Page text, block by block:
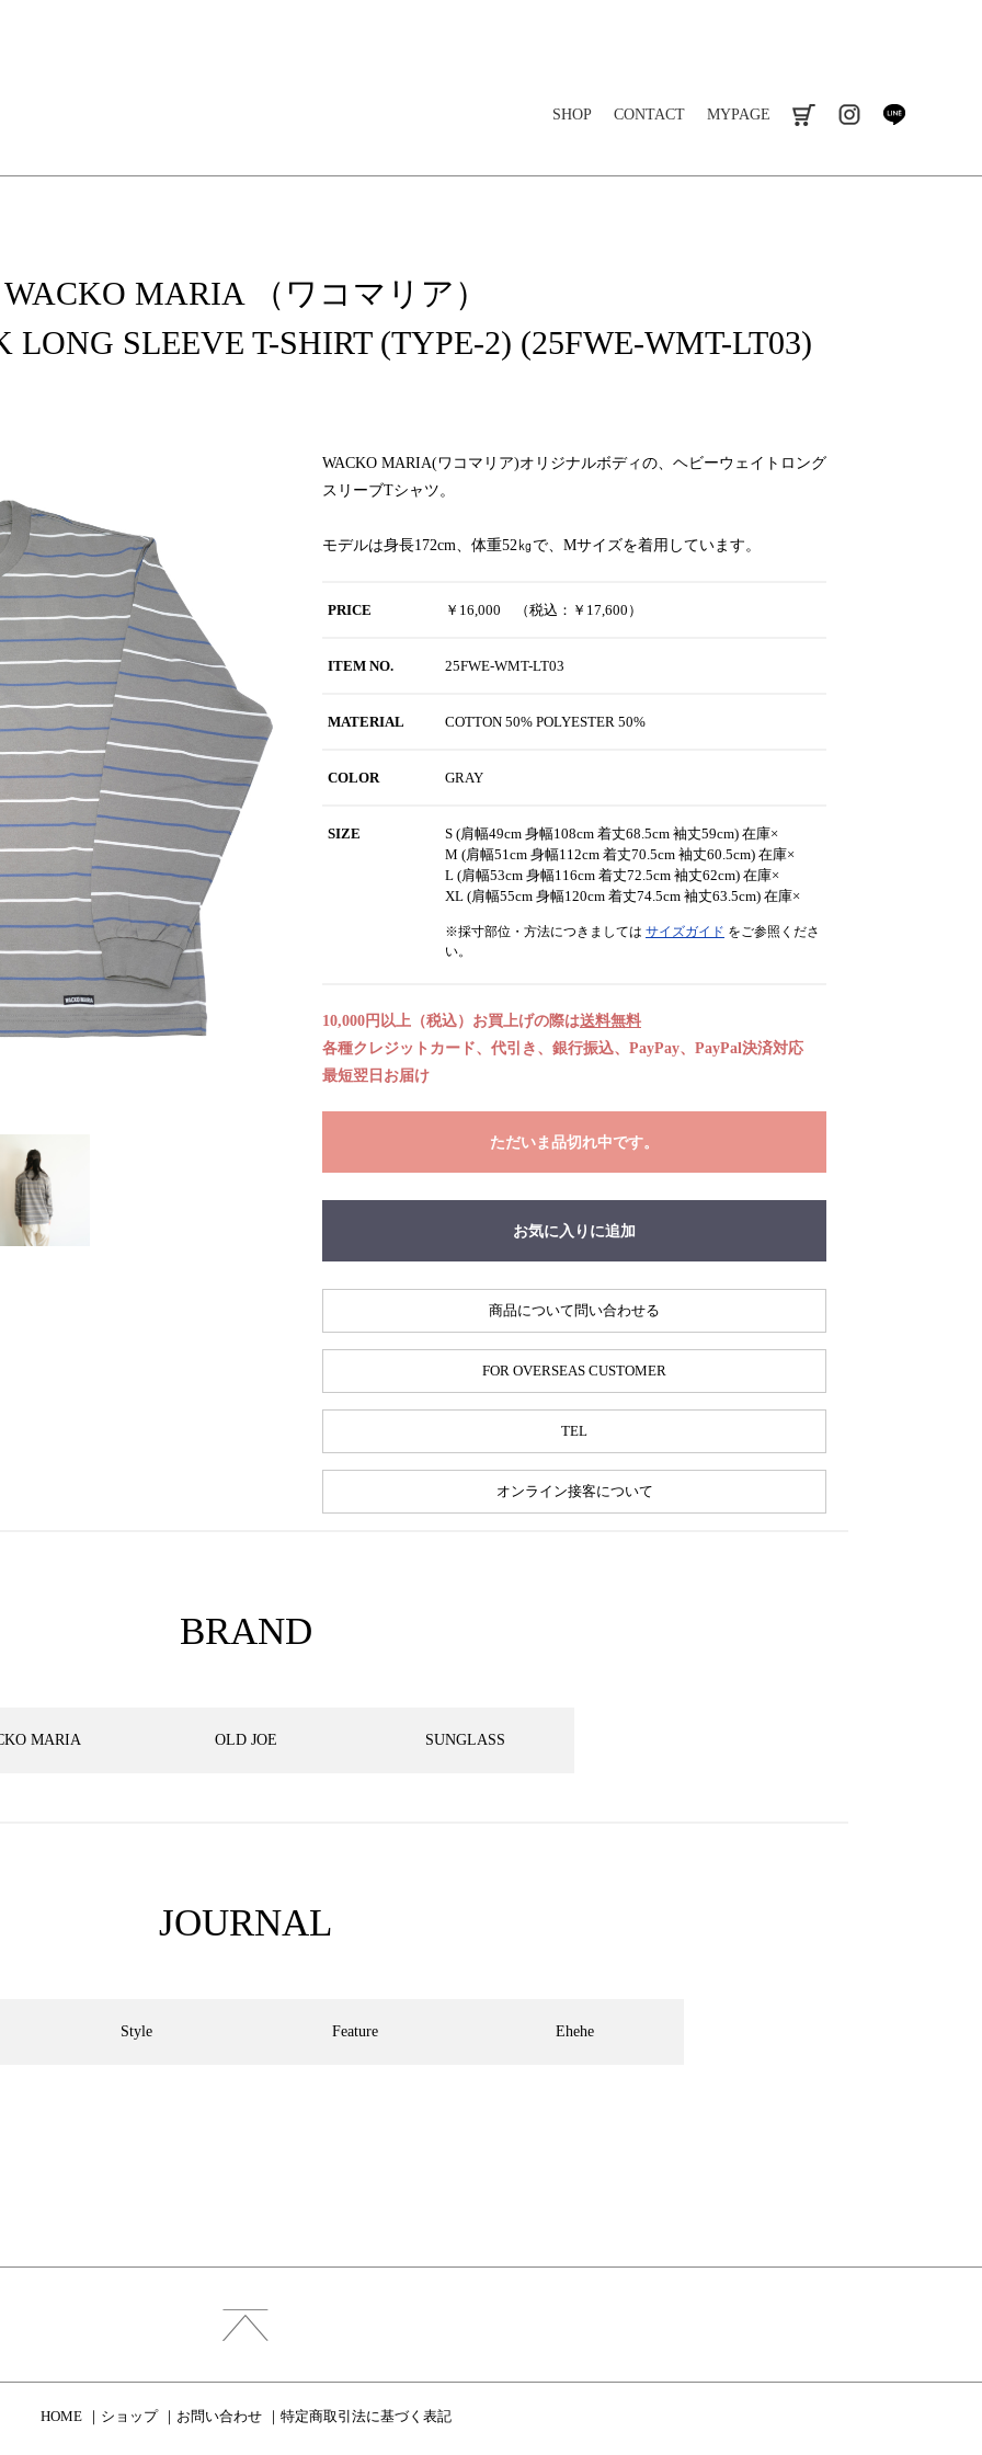
SHOP CONTACT MYPAGE instagram
WACKO MARIA （ワコマリア）
LONG SLEEVE T-SHIRT (TYPE-2) (25FWE-WMT-LT03)
WACKO MARIA(ワコマリア)オリジナルボディの、ヘビーウェイトロング
スリーブTシャツ。
モデルは身長172cm、体重52㎏で、Mサイズを着用しています。
PRICE ￥16,000 （税込：￥17,600）
ITEM NO. 25FWE-WMT-LT03
MATERIAL COTTON 50% POLYESTER 50%
COLOR GRAY
SIZE
S (肩幅49cm 身幅108cm 着丈68.5cm 袖丈59cm) 在庫×
M (肩幅51cm 身幅112cm 着丈70.5cm 袖丈60.5cm) 在庫×
L (肩幅53cm 身幅116cm 着丈72.5cm 袖丈62cm) 在庫×
XL (肩幅55cm 身幅120cm 着丈74.5cm 袖丈63.5cm) 在庫×
※採寸部位・方法につきましては サイズガイド をご参照くださ
い。
10,000円以上（税込）お買上げの際は送料無料
各種クレジットカード、代引き、銀行振込、PayPay、PayPal決済対応
最短翌日お届け
ただいま品切れ中です。
お気に入りに追加
商品について問い合わせる
FOR OVERSEAS CUSTOMER
TEL
オンライン接客について
BRAND
MARIA OLD JOE SUNGLASS
JOURNAL
Style Feature Ehehe
HOME ショップ お問い合わせ 特定商取引法に基づく表記